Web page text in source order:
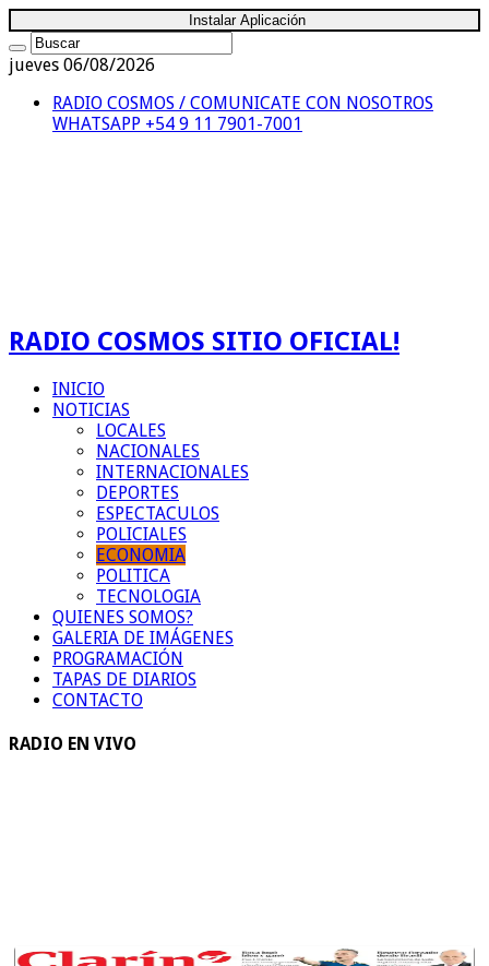
Instalar Aplicación
jueves 06/08/2026
RADIO COSMOS / COMUNICATE CON NOSOTROS
WHATSAPP +54 9 11 7901-7001
RADIO COSMOS SITIO OFICIAL!
INICIO
NOTICIAS
LOCALES
NACIONALES
INTERNACIONALES
DEPORTES
ESPECTACULOS
POLICIALES
ECONOMIA
POLITICA
TECNOLOGIA
QUIENES SOMOS?
GALERIA DE IMÁGENES
PROGRAMACIÓN
TAPAS DE DIARIOS
CONTACTO
RADIO EN VIVO